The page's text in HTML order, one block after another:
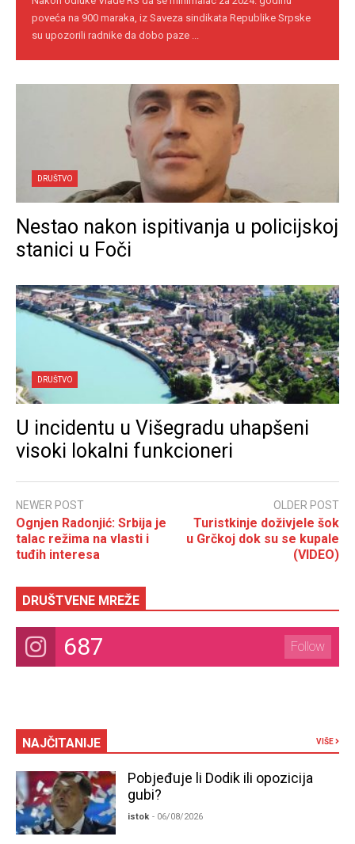
poveća na 900 maraka, iz Saveza sindikata Republike Srpske
su upozorili radnike da dobo paze ...
DRUŠTVO
Nestao nakon ispitivanja u policijskoj
stanici u Foči
DRUŠTVO
U incidentu u Višegradu uhapšeni
visoki lokalni funkcioneri
NEWER POST
Ognjen Radonjić: Srbija je
talac režima na vlasti i
tuđih interesa
OLDER POST
Turistkinje doživjele šok
u Grčkoj dok su se kupale
(VIDEO)
DRUŠTVENE MREŽE
687 Follow
NAJČITANIJE VIŠE
Pobjeđuje li Dodik ili opozicija
gubi?
istok - 06/08/2026